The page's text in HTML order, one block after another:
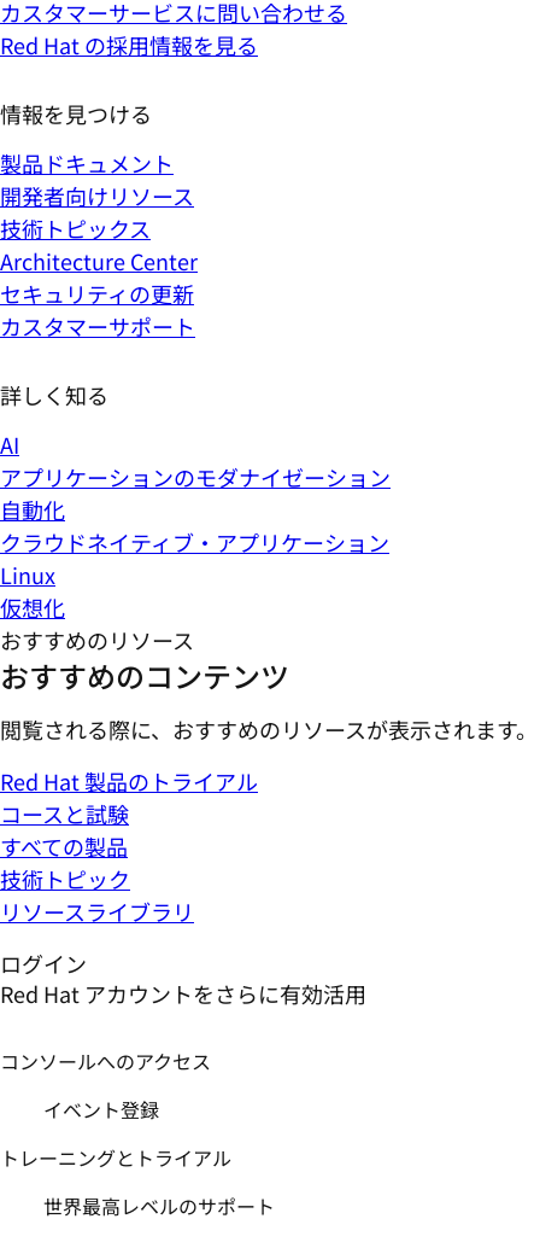
カスタマーサービスに問い合わせる
Red Hat の採用情報を見る
情報を見つける
製品ドキュメント
開発者向けリソース
技術トピックス
Architecture Center
セキュリティの更新
カスタマーサポート
詳しく知る
AI
アプリケーションのモダナイゼーション
自動化
クラウドネイティブ・アプリケーション
Linux
仮想化
おすすめのリソース
おすすめのコンテンツ
閲覧される際に、おすすめのリソースが表示されます。
Red Hat 製品のトライアル
コースと試験
すべての製品
技術トピック
リソースライブラリ
ログイン
Red Hat アカウントをさらに有効活用
コンソールへのアクセス
イベント登録
トレーニングとトライアル
世界最高レベルのサポート